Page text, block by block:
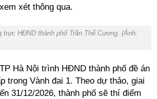
xét thông qua.
trực HĐND thành phố Trần Thế Cương. (Ảnh:
Hà Nội trình HĐND thành phố đề án
trong Vành đai 1. Theo dự thảo, giai
31/12/2026, thành phố sẽ thí điểm